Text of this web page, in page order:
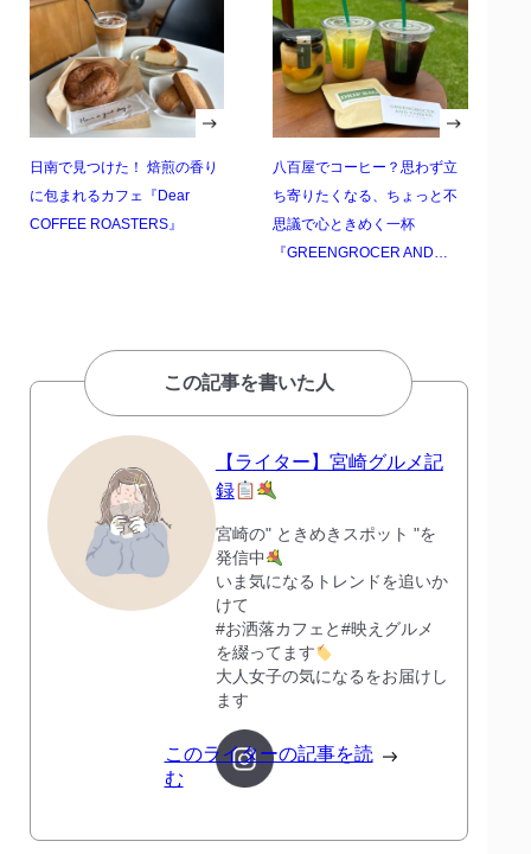
日南で見つけた！ 焙煎の香り
に包まれるカフェ『Dear
COFFEE ROASTERS』
八百屋でコーヒー？思わず立
ち寄りたくなる、ちょっと不
思議で心ときめく一杯
『GREENGROCER AND…
この記事を書いた人
【ライター】宮崎グルメ記
録
宮崎の" ときめきスポット "を
発信中
いま気になるトレンドを追いか
けて
#お洒落カフェと#映えグルメ
を綴ってます
大人女子の気になるをお届けし
ます
このライターの記事を読
む